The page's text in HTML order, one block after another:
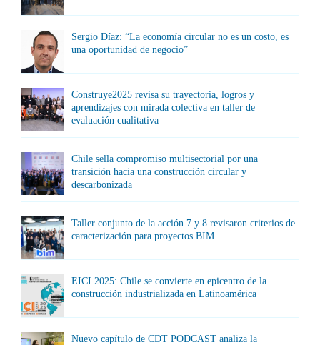
Sergio Díaz: “La economía circular no es un costo, es
una oportunidad de negocio”
Construye2025 revisa su trayectoria, logros y
aprendizajes con mirada colectiva en taller de
evaluación cualitativa
Chile sella compromiso multisectorial por una
transición hacia una construcción circular y
descarbonizada
Taller conjunto de la acción 7 y 8 revisaron criterios de
caracterización para proyectos BIM
EICI 2025: Chile se convierte en epicentro de la
construcción industrializada en Latinoamérica
Nuevo capítulo de CDT PODCAST analiza la